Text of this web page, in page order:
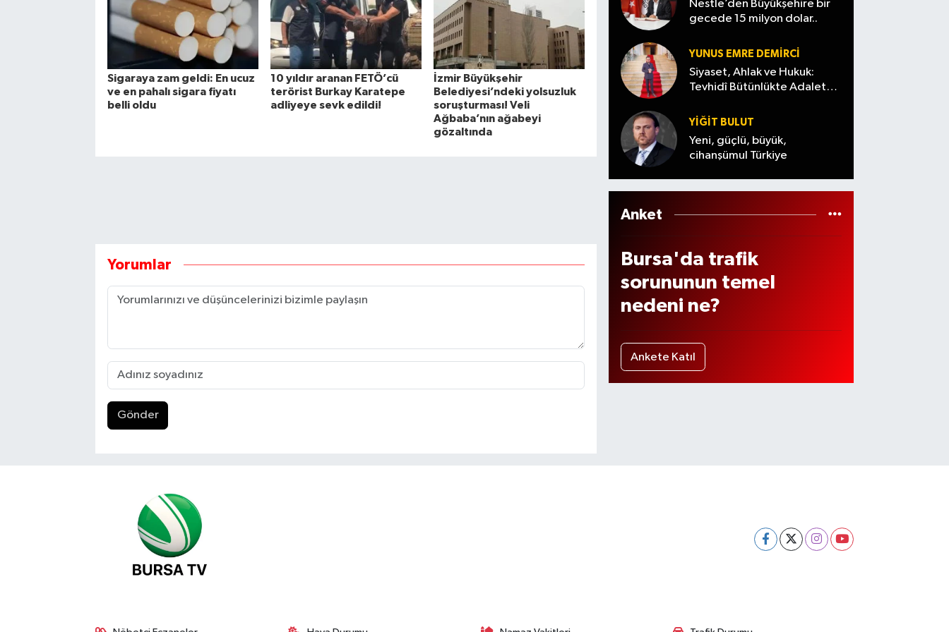
Sigaraya zam geldi: En ucuz
ve en pahalı sigara fiyatı
belli oldu
10 yıldır aranan FETÖ’cü
terörist Burkay Karatepe
adliyeye sevk edildi!
İzmir Büyükşehir
Belediyesi’ndeki yolsuzluk
soruşturması! Veli
Ağbaba’nın ağabeyi
gözaltında
Yorumlar
Gönder
yükse
liyor
haber
geldi
os
ma
andıla
r
Ağust
os’ta
elektr
ikler
ne
zama
n
gelec
ek?
Nestle’den Büyükşehire bir
gecede 15 milyon dolar..
YUNUS EMRE DEMIRCI
Siyaset, Ahlak ve Hukuk:
Tevhidî Bütünlükte Adalet
YİĞİT BULUT
Yeni, güçlü, büyük,
cihanşümul Türkiye
Anket
Bursa'da trafik
sorununun temel
nedeni ne?
Ankete Katıl